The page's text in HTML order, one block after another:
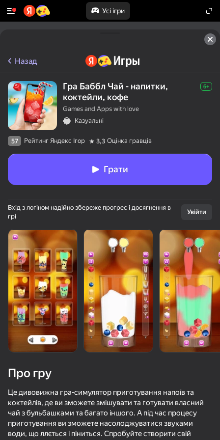
Усі ігри
50+ топ-ігор, у які грають
навіть ті, хто «не грає»
Piano World
Only Piano
Порыв улыбки
Назад
Гра Баббл Чай - напитки,
коктейли, кофе
6+
Games and Apps with love
Казуальні
57 Рейтинг Яндекс Ігор 3,3 Оцінка гравців
Грати
Вхід з логіном надійно збереже прогрес і досягнення в
грі
Увійти
Про гру
Це дивовижна гра-симулятор приготування напоїв та
коктейлів, де ви зможете змішувати та готувати власний
чай з бульбашками та багато іншого. А під час процесу
приготування ви зможете насолоджуватися звуками
води, що ллється і піниться. Спробуйте створити свій